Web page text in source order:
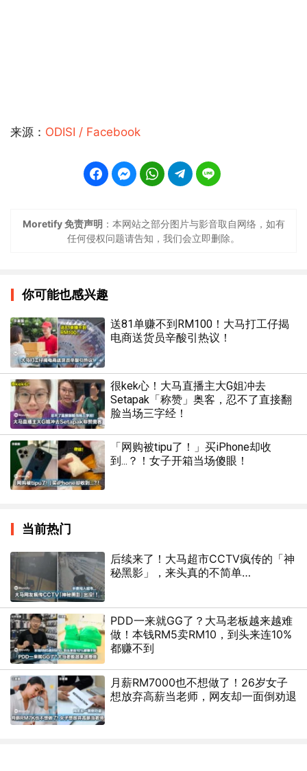
来源： ODISI / Facebook
Moretify 免责声明 ：本网站之部分图片与影音取自网络，如有
任何侵权问题请告知，我们会立即删除。
你可能也感兴趣
送81单赚不到RM100！大马打工仔揭
电商送货员辛酸引热议！
很kek心！大马直播主大G姐冲去
Setapak「称赞」奥客，忍不了直接翻
脸当场三字经！
「网购被tipu了！」买iPhone却收
到...？！女子开箱当场傻眼！
当前热门
后续来了！大马超市CCTV疯传的「神
秘黑影」，来头真的不简单…
PDD一来就GG了？大马老板越来越难
做！本钱RM5卖RM10，到头来连10%
都赚不到
月薪RM7000也不想做了！26岁女子
想放弃高薪当老师，网友却一面倒劝退